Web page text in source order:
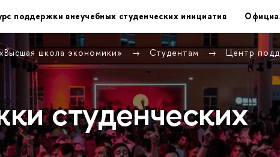
поддержки внеучебных студенческих инициатив
школа экономики» Студентам Центр
студенческих